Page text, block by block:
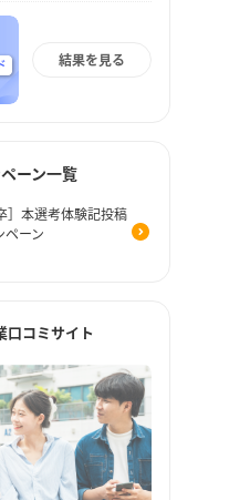
結果を見る
ーン一覧
］本選考体験記投稿
ペーン
口コミサイト